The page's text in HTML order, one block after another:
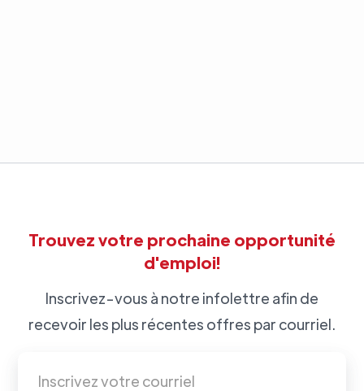
Trouvez votre prochaine opportunité
d'emploi!
Inscrivez-vous à notre infolettre afin de
recevoir les plus récentes offres par courriel.